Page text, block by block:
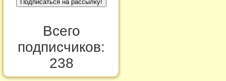
Всего
подписчиков:
238